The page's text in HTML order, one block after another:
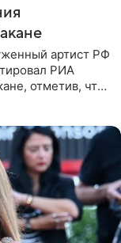
артист РФ
РИА
отметив, что